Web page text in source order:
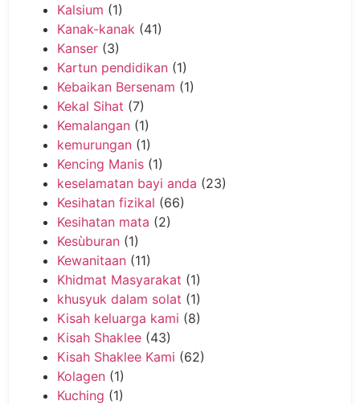
Kalsium (1)
Kanak-kanak (41)
Kanser (3)
Kartun pendidikan (1)
Kebaikan Bersenam (1)
Kekal Sihat (7)
Kemalangan (1)
kemurungan (1)
Kencing Manis (1)
keselamatan bayi anda (23)
Kesihatan fizikal (66)
Kesihatan mata (2)
Kesùburan (1)
Kewanitaan (11)
Khidmat Masyarakat (1)
khusyuk dalam solat (1)
Kisah keluarga kami (8)
Kisah Shaklee (43)
Kisah Shaklee Kami (62)
Kolagen (1)
Kuching (1)